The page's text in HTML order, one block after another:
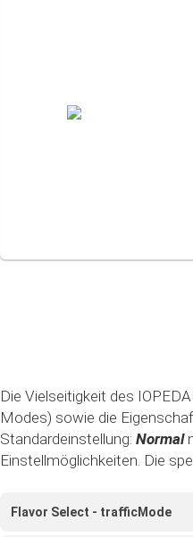
Die Vielseitigkeit des
Modes) sowie die
Standardeinstellung: Normal
Einstellmöglichkeiten. Die
Flavor Select - trafficMode